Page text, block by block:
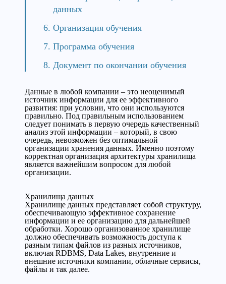
данных
Организация обучения
Программа обучения
Документ по окончании обучения
Данные в любой компании – это неоценимый
источник информации для ее эффективного
развития: при условии, что они используются
правильно. Под правильным использованием
следует понимать в первую очередь качественный
анализ этой информации – который, в свою
очередь, невозможен без оптимальной
организации хранения данных. Именно поэтому
корректная организация архитектуры хранилища
является важнейшим вопросом для любой
организации.
Хранилища данных
Хранилище данных представляет собой структуру,
обеспечивающую эффективное сохранение
информации и ее организацию для дальнейшей
обработки. Хорошо организованное хранилище
должно обеспечивать возможность доступа к
разным типам файлов из разных источников,
включая RDBMS, Data Lakes, внутренние и
внешние источники компании, облачные сервисы,
файлы и так далее.